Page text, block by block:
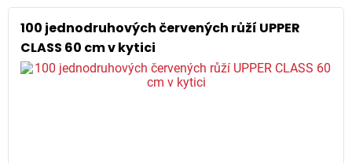
100 jednodruhových červených růží UPPER
CLASS 60 cm v kytici